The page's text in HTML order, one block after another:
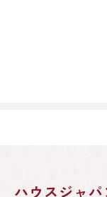
ハウスジャ